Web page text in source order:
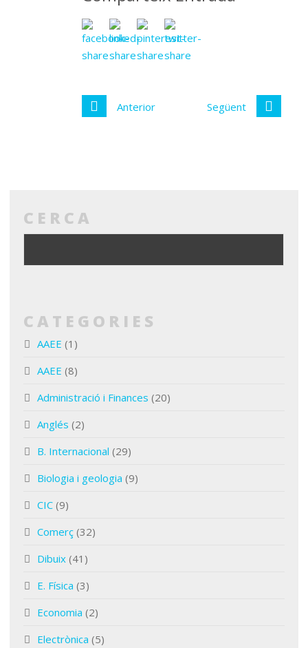
Anterior Següent
CERCA
CATEGORIES
AAEE (1)
AAEE (8)
Administració i Finances (20)
Anglés (2)
B. Internacional (29)
Biologia i geologia (9)
CIC (9)
Comerç (32)
Dibuix (41)
E. Física (3)
Economia (2)
Electrònica (5)